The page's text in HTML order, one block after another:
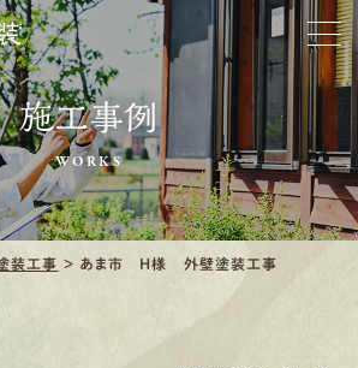
施工事例
WORKS
装工事 > あま市 H様 外壁塗装工事